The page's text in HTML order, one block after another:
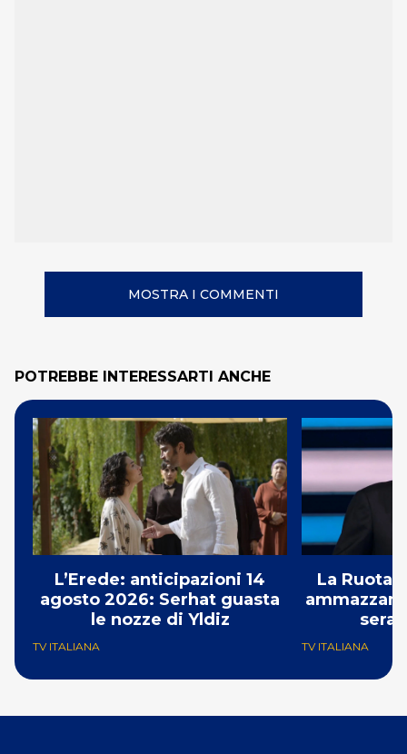
MOSTRA I COMMENTI
POTREBBE INTERESSARTI ANCHE
L’Erede: anticipazioni 14
agosto 2026: Serhat guasta
le nozze di Yldiz
TV ITALIANA
La Ruota
TV ITALIANA